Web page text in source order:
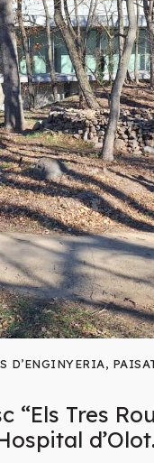
D’ENGINYERIA,
“Els Tres
d’Olot.